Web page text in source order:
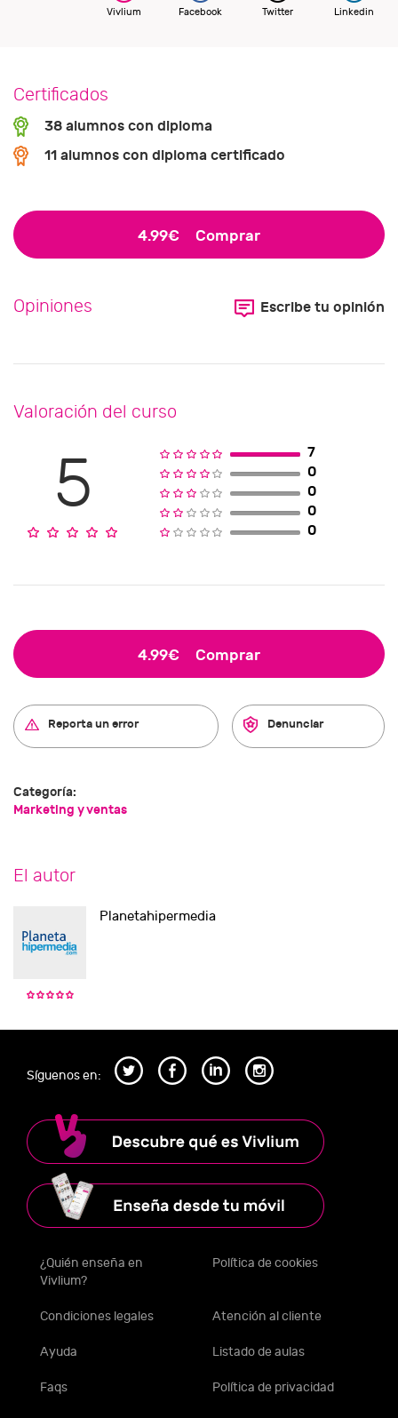
Vivlium Facebook Twitter Linkedin
Certificados
38 alumnos con diploma
11 alumnos con diploma certificado
4.99€ Comprar
Opiniones Escribe tu opinión
Valoración del curso
5
7
0
0
0
0
4.99€ Comprar
Reporta un error Denunciar
Categoría:
Marketing y ventas
El autor
Planetahipermedia
Síguenos en:
¿Quién enseña en
Vivlium?
Política de cookies
Condiciones legales Atención al cliente
Ayuda Listado de aulas
Faqs Política de privacidad